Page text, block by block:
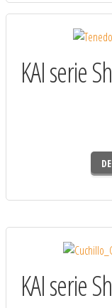
KAI serie
KAI serie